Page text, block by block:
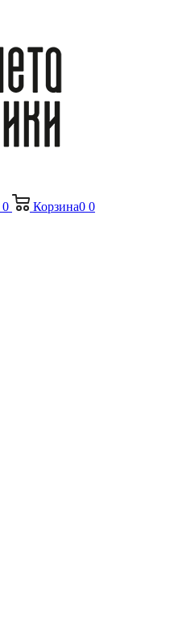
0 Корзина0 0